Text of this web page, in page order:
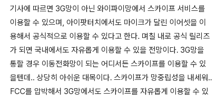
기사에 따르면 3G망이 아닌 와이파이망에서 스카이프 서비스를
이용할 수 있으며, 아이팟터치에서도 마이크가 달린 이어셋을 이
용해서 공식적으로 이용할 수 있다고 한다. 며칠 내로 공식 릴리즈
가 되면 국내에서도 자유롭게 이용할 수 있을 전망이다. 3G망을
통할 경우 이동전화망이 되는 어디서든 스카이프를 이용할 수 있
을텐데.. 상당히 아쉬운 대목이다. 스카이프가 망중립성을 내세워..
FCC를 압박해서 3G망에서도 스카이프를 자유롭게 이용할 수 있